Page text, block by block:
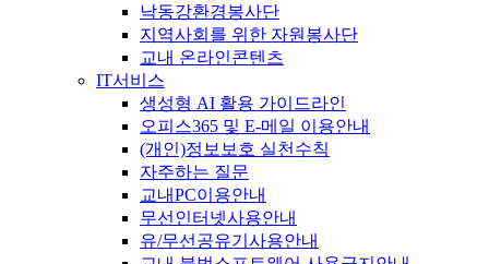
낙동강환경봉사단
지역사회를 위한 자원봉사단
교내 온라인콘텐츠
IT서비스
생성형 AI 활용 가이드라인
오피스365 및 E-메일 이용안내
(개인)정보보호 실천수칙
자주하는 질문
교내PC이용안내
무선인터넷사용안내
유/무선공유기사용안내